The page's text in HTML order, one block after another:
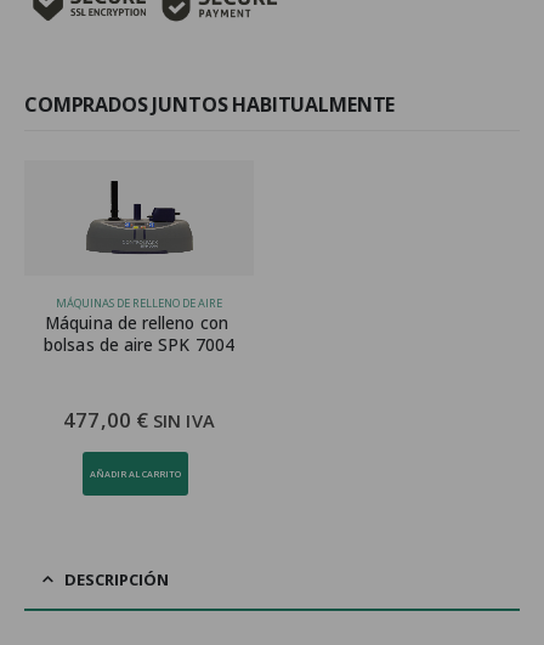
de
200
SPK
7004
COMPRADOS JUNTOS HABITUALMENTE
MÁQUINAS DE RELLENO DE AIRE
Máquina de relleno con
bolsas de aire SPK 7004
477,00 € SIN IVA
AÑADIR AL CARRITO
DESCRIPCIÓN